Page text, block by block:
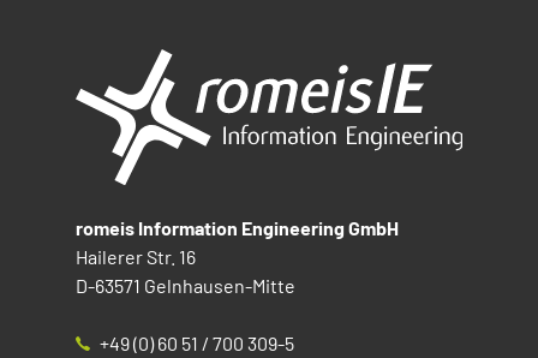
romeis Information Engineering GmbH
Hailerer Str. 16
D-63571 Gelnhausen-Mitte
+49 (0) 60 51 / 700 309-5